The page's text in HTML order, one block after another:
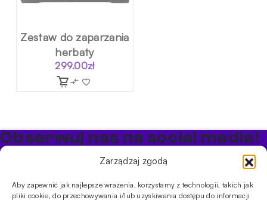
Zarządzaj zgodą
Aby zapewnić jak najlepsze wrażenia, korzystamy z technologii, takich jak
pliki cookie, do przechowywania i/lub uzyskiwania dostępu do informacji
Zestaw do zaparzania
herbaty
299.00zł
Obserwuj nas na social media!
Bądź na bieżąco z promocjami i nowościami w sklepie